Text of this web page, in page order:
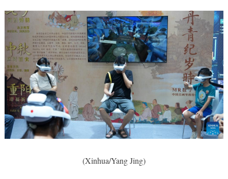
(Xinhua/Yang Jing)